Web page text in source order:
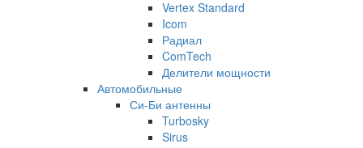
Vertex Standard
Icom
Радиал
ComTech
Делители мощности
Автомобильные
Си-Би антенны
Turbosky
Sirus